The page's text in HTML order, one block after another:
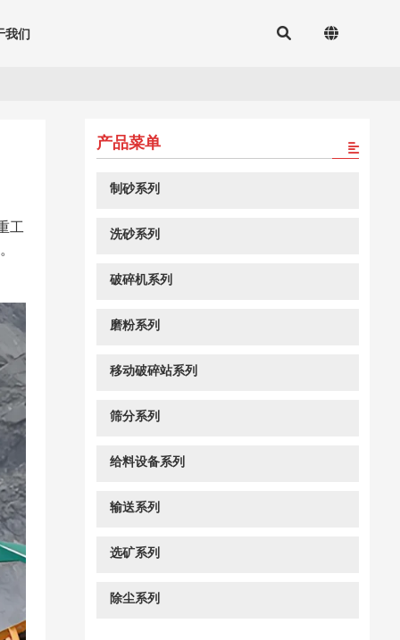
我们
工
产品菜单
制砂系列
洗砂系列
破碎机系列
磨粉系列
移动破碎站系列
筛分系列
给料设备系列
输送系列
选矿系列
除尘系列